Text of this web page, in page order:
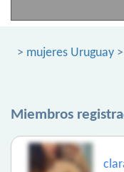
> mujeres Uruguay >
Miembros